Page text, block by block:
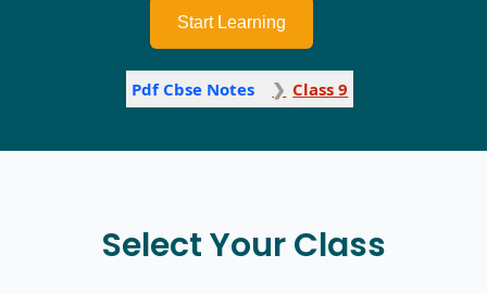
Start Learning
Pdf Cbse Notes Class 9
Select Your Class